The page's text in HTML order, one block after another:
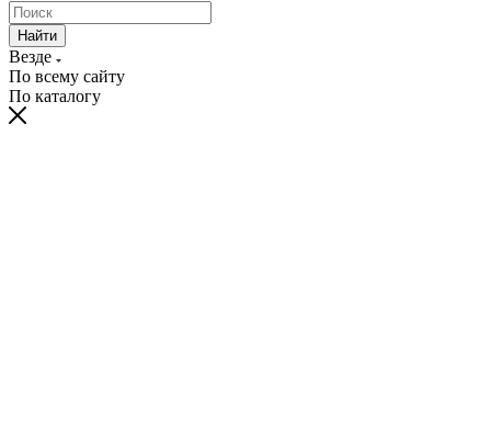
Найти
Везде
По всему сайту
По каталогу